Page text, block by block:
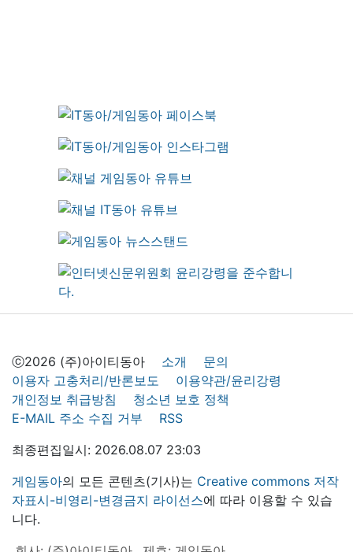
ⓒ2026 (주)아이티동아 소개
문의
이용자 고충처리/반론보도
이용약관/윤리강령
개인정보 취급방침
청소년 보호 정책
E-MAIL 주소 수집 거부
RSS
최종편집일시: 2026.08.07 23:03
게임동아의 모든 콘텐츠(기사)는 Creative commons 저작
자표시-비영리-변경금지 라이선스에 따라 이용할 수 있습
니다.